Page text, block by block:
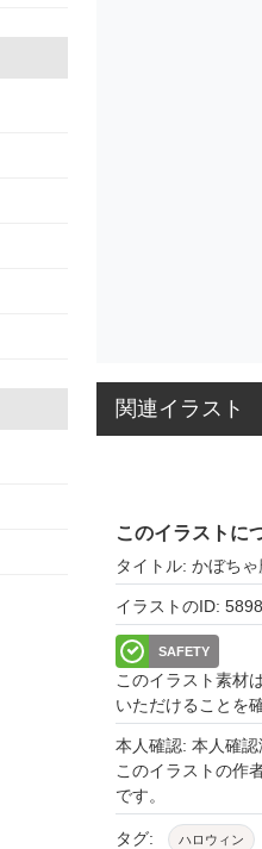
関連イラスト
このイラストに
タイトル: かぼち
イラストのID:
SAFETY
このイラスト素材
いただけることを
本人確認: 本人確認
このイラストの作
です。
タグ: ハロウィン